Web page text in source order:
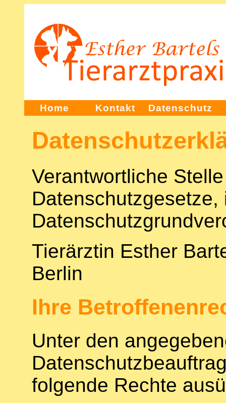
Home Kontakt Datenschutz
Verantwortliche
Tierärztin Esther
Berlin
Ihre
Unter den
folgende Rechte